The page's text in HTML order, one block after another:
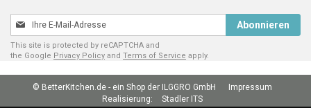
Melden
Sie
sich
für
unseren
Newsletter
Abonnieren
This site is protected by reCAPTCHA and
the Google Privacy Policy and Terms of Service apply.
© BetterKitchen.de - ein Shop der ILGGRO GmbH
Impressum
Realisierung:
Stadler ITS